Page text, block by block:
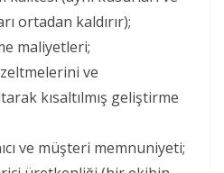
ortadan kaldırır);
maliyetleri;
ve
kısaltılmış geliştirme
ve müşteri memnuniyeti;